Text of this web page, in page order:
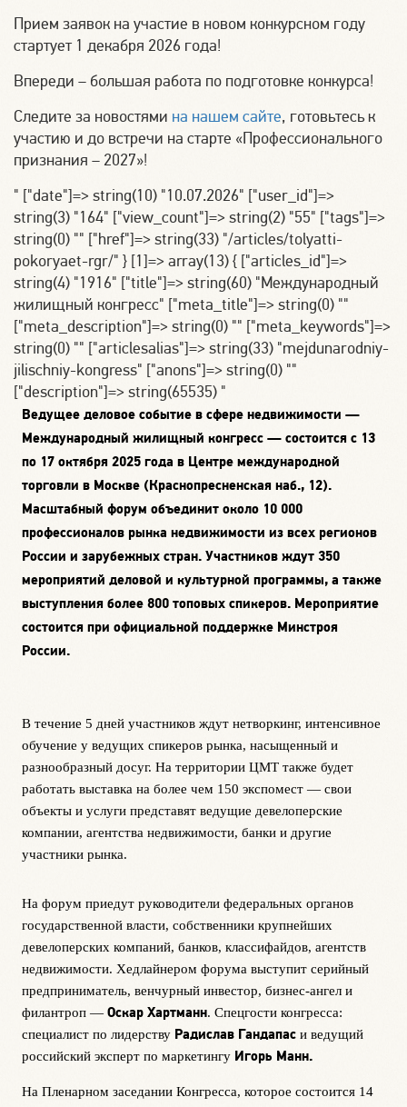
Прием заявок на участие в новом конкурсном году
стартует 1 декабря 2026 года!
Впереди – большая работа по подготовке конкурса!
Следите за новостями на нашем сайте, готовьтесь к
участию и до встречи на старте «Профессионального
признания – 2027»!
" ["date"]=> string(10) "10.07.2026" ["user_id"]=>
string(3) "164" ["view_count"]=> string(2) "55" ["tags"]=>
string(0) "" ["href"]=> string(33) "/articles/tolyatti-
pokoryaet-rgr/" } [1]=> array(13) { ["articles_id"]=>
string(4) "1916" ["title"]=> string(60) "Международный
жилищный конгресс" ["meta_title"]=> string(0) ""
["meta_description"]=> string(0) "" ["meta_keywords"]=>
string(0) "" ["articlesalias"]=> string(33) "mejdunarodniy-
jilischniy-kongress" ["anons"]=> string(0) ""
["description"]=> string(65535) "
Ведущее деловое событие в сфере недвижимости —
Международный жилищный конгресс — состоится с 13
по 17 октября 2025 года в Центре международной
торговли в Москве (Краснопресненская наб., 12).
Масштабный форум объединит около 10 000
профессионалов рынка недвижимости из всех регионов
России и зарубежных стран. Участников ждут 350
мероприятий деловой и культурной программы, а также
выступления более 800топовыхспикеров. Мероприятие
состоится при официальной поддержке Минстроя
России.
В течение 5 дней участников ждут нетворкинг, интенсивное
обучение уведущих спикеров рынка, насыщенный и
разнообразныйдосуг. На территории ЦМТ также будет
работать выставка на более чем 150экспомест — свои
объекты и услуги представят ведущие девелоперские
компании, агентства недвижимости, банки и другие
участники рынка.
На форум приедут руководители федеральных органов
государственной власти, собственники крупнейших
девелоперских компаний, банков, классифайдов, агентств
недвижимости.Хедлайнером форума выступит серийный
предприниматель, венчурный инвестор, бизнес-ангел и
филантроп— Оскар Хартманн. Спецгости конгресса:
специалист по лидерству Радислав Гандапас иведущий
российскийэксперт по маркетингу Игорь Манн.
На Пленарном заседании Конгресса, которое состоится 14